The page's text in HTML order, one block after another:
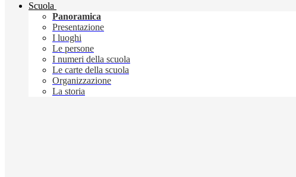
Scuola
Panoramica
Presentazione
I luoghi
Le persone
I numeri della scuola
Le carte della scuola
Organizzazione
La storia